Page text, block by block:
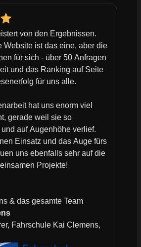
von den Ergebnissen.
Website ist das eine, aber die
für sich - über 50 Anfragen
und das Ranking auf Seite
für uns alle.
hat uns enorm viel
gerade weil sie so
auf Augenhöhe verlief.
Einsatz und das Auge fürs
uns ebenfalls sehr auf die
Projekte!
& das gesamte Team
Fahrschule Kai Clemens,